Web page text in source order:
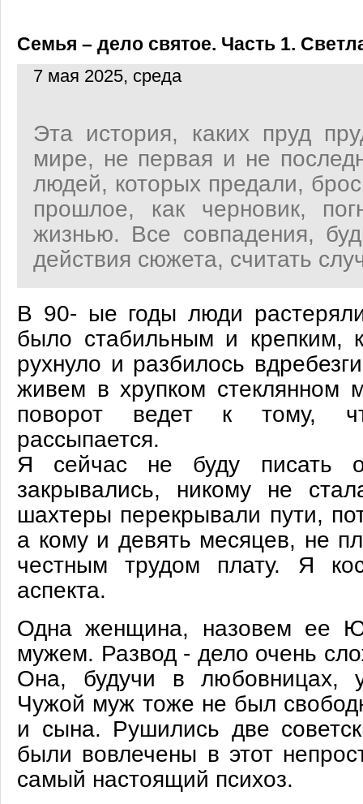
Семья – дело святое. Часть 1.
7 мая 2025, среда
Эта история, каких пруд
мире, не первая и не
людей, которых предали,
прошлое, как черновик,
жизнью. Все совпадения,
действия сюжета, считать
В 90- ые годы люди
было стабильным и крепким,
рухнуло и разбилось
живем в хрупком стеклянном
поворот ведет к тому,
рассыпается.
Я сейчас не буду писать
закрывались, никому не
шахтеры перекрывали пути,
а кому и девять месяцев, не
честным трудом плату. Я
аспекта.
Одна женщина, назовем ее
мужем. Развод - дело очень
Она, будучи в любовницах,
Чужой муж тоже не был
и сына. Рушились две
были вовлечены в этот
самый настоящий психоз.